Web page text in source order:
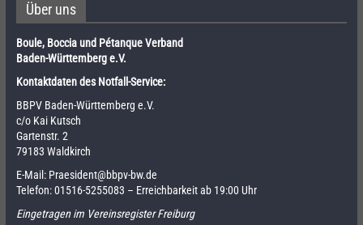
Über uns
Boule, Boccia und Pétanque Verband
Baden-Württemberg e.V.
Kontaktdaten des Notfall-Service:
BBPV Baden-Württemberg e.V.
c/o Kai Kutsch
Gartenstr. 2
79183 Waldkirch
E-Mail: Praesident@bbpv-bw.de
Telefon:01516-5255083 – Erreichbarkeit ab 19:00 Uhr
Eingetragen im Vereinsregister Freiburg